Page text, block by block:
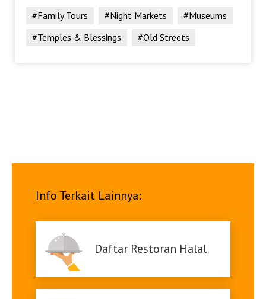
#Family Tours #Night Markets
#Museums
#Temples & Blessings
#Old Streets
Info Terkait Lainnya:
Daftar Restoran Halal